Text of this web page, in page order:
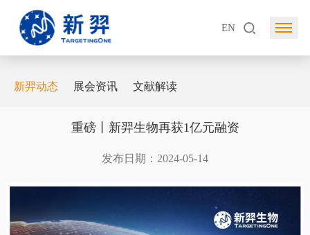
EN
新羿动态 展会资讯 文献解读
重磅丨新羿生物再获1亿元融资
发布日期：2024-05-14